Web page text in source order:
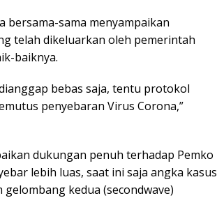
bersama-sama menyampaikan
telah dikeluarkan oleh pemerintah
baiknya.
bebas saja, tentu protokol
penyebaran Virus Corona,”
dukungan penuh terhadap Pemko
lebih luas, saat ini saja angka kasus
kedua (secondwave)